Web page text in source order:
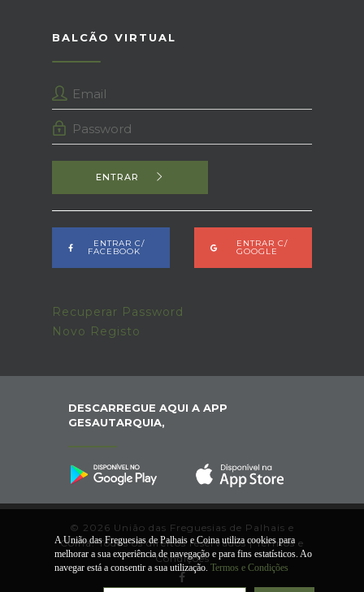
BALCÃO VIRTUAL
ENTRAR
ENTRAR C/
FACEBOOK
ENTRAR C/
GOOGLE
Recuperar Password
Novo Registo
DESCARREGUE AQUI A APP
GESAUTARQUIA,
© 2026 União das Freguesias de Palhais e
Coina. Todos os direitos reservados |Termos e
Condições
A União das Freguesias de Palhais e Coina utiliza cookies para
melhorar a sua experiência de navegação e para fins estatísticos. Ao
navegar está a consentir a sua utilização. Termos e Condições